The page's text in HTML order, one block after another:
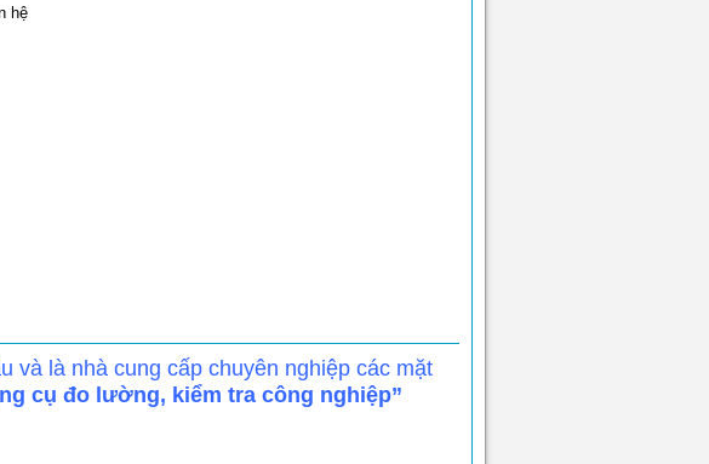
hệ
và là nhà cung cấp chuyên nghiệp các mặt
cụ đo lường, kiểm tra công nghiệp”